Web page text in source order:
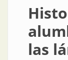
las